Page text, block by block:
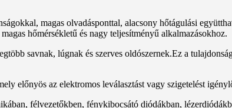
magas olvadásponttal, alacsony hőtágulási
hőmérsékletű és nagy teljesítményű alkalmazásokhoz.
savnak, lúgnak és szerves oldószernek.Ez a
előnyös az elektromos leválasztást vagy szigetelést
félvezetőkben, fénykibocsátó diódákban,